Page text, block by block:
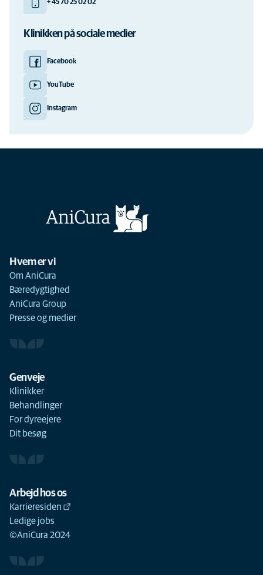
+ 45 70 25 02 02
Klinikken på sociale medier
Facebook
YouTube
Instagram
Hvem er vi
Om AniCura
Bæredygtighed
AniCura Group
Presse og medier
Genveje
Klinikker
Behandlinger
For dyreejere
Dit besøg
Arbejd hos os
Karrieresiden
Ledige jobs
©AniCura 2024